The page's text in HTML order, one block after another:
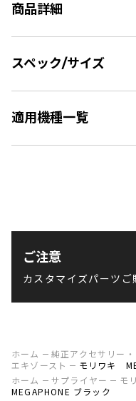
商品詳細
スペック/サイズ
適用機種一覧
ご注意
カスタマイズパーツ
ホーム 純正アクセサリー
エキゾースト
モリワキ
ホーム
サプライヤー モ
MEGAPHONE ブラック